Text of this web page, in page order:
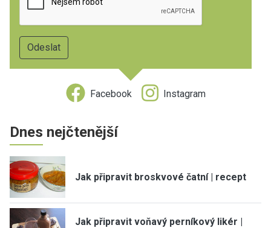
Facebook Instagram
Dnes nejčtenější
Jak připravit broskvové čatní | recept
Jak připravit voňavý perníkový likér |